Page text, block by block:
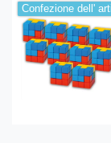
Confezione dell'